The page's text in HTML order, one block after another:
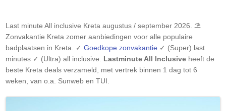
Last minute All inclusive Kreta augustus / september 2026. ⛱️
Zonvakantie Kreta zomer aanbiedingen voor alle populaire
badplaatsen in Kreta . ✓ Goedkope zonvakantie ✓ (Super) last
minutes ✓ (Ultra) all inclusive. Lastminute All Inclusive heeft de
beste Kreta deals verzameld, met vertrek binnen 1 dag tot 6
weken, van o.a. Sunweb en TUI.